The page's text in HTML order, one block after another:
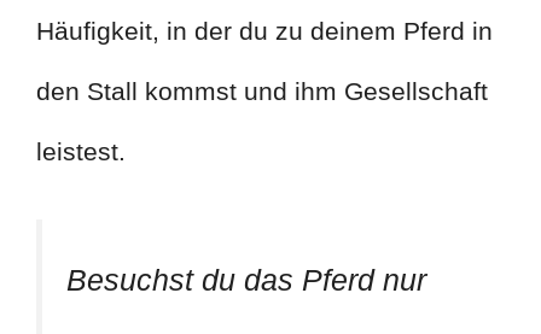
Häufigkeit, in der du zu deinem Pferd in
den Stall kommst und ihm Gesellschaft
leistest.
Besuchst du das Pferd nur